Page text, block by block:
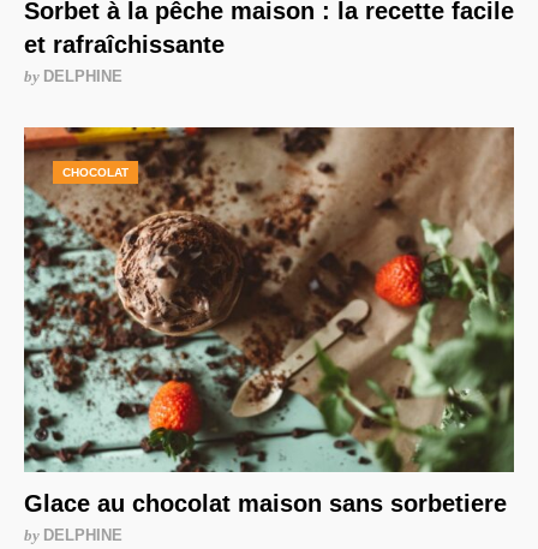
Sorbet à la pêche maison : la recette facile
et rafraîchissante
by DELPHINE
CHOCOLAT
Glace au chocolat maison sans sorbetiere
by DELPHINE